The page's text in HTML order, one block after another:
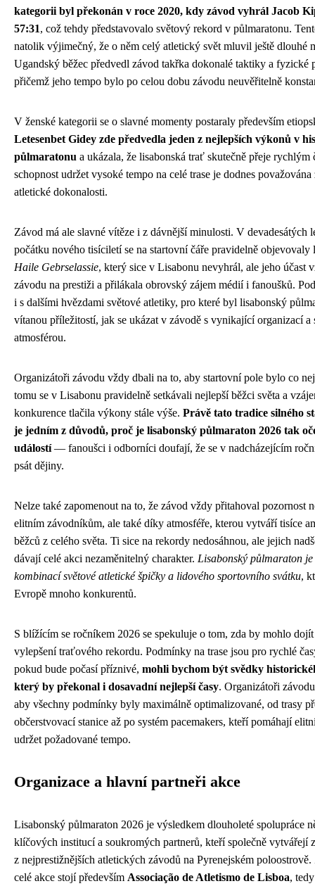
kategorii byl překonán v roce 2020, kdy závod vyhrál Jacob
57:31, což tehdy představovalo světový rekord v půlmaratonu.
natolik výjimečný, že o něm celý atletický svět mluvil ještě dlouhé
Ugandský běžec předvedl závod takřka dokonalé taktiky a fyzické
přičemž jeho tempo bylo po celou dobu závodu neuvěřitelně
V ženské kategorii se o slavné momenty postaraly především
Letesenbet Gidey zde předvedla jeden z nejlepších výkonů v
půlmaratonu a ukázala, že lisabonská trať skutečně přeje rychlým
schopnost udržet vysoké tempo na celé trase je dodnes
atletické dokonalosti.
Závod má ale slavné vítěze i z dávnější minulosti. V devadesátých
počátku nového tisíciletí se na startovní čáře pravidelně objevovaly
Haile Gebrselassie, který sice v Lisabonu nevyhrál, ale jeho účast
závodu na prestiži a přilákala obrovský zájem médií i fanoušků.
i s dalšími hvězdami světové atletiky, pro které byl lisabonský
vítanou příležitostí, jak se ukázat v závodě s vynikající organizací a
atmosférou.
Organizátoři závodu vždy dbali na to, aby startovní pole bylo co
tomu se v Lisabonu pravidelně setkávali nejlepší běžci světa a
konkurence tlačila výkony stále výše. Právě tato tradice silného
je jedním z důvodů, proč je lisabonský půlmaraton 2026 tak
událostí— fanoušci i odborníci doufají, že se v nadcházejícím
psát dějiny.
Nelze také zapomenout na to, že závod vždy přitahoval pozornost
elitním závodníkům, ale také díky atmosféře, kterou vytváří tisíce
běžců z celého světa. Ti sice na rekordy nedosáhnou, ale jejich
dávají celé akci nezaměnitelný charakter. Lisabonský půlmaraton
kombinací světové atletické špičky a lidového sportovního svátku,
Evropě mnoho konkurentů.
S blížícím se ročníkem 2026 se spekuluje o tom, zda by mohlo
vylepšení traťového rekordu. Podmínky na trase jsou pro rychlé
pokud bude počasí příznivé, mohli bychom být svědky
který by překonal i dosavadní nejlepší časy. Organizátoři
aby všechny podmínky byly maximálně optimalizované, od trasy
občerstvovací stanice až po systém pacemakers, kteří pomáhají
udržet požadované tempo.
Organizace a hlavní partneři akce
Lisabonský půlmaraton 2026 je výsledkem dlouholeté spolupráce
klíčových institucí a soukromých partnerů, kteří společně vytvářejí
z nejprestižnějších atletických závodů na Pyrenejském
celé akce stojí především Associação de Atletismo de Lisboa,